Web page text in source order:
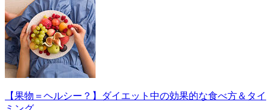
【果物＝ヘルシー？】ダイエット中の効果的な食べ方＆タイ